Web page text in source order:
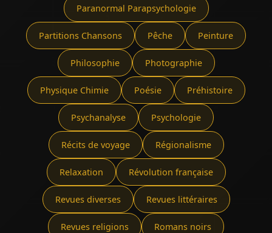
Paranormal Parapsychologie
Partitions Chansons Pêche Peinture
Philosophie Photographie
Physique Chimie Poésie Préhistoire
Psychanalyse Psychologie
Récits de voyage Régionalisme
Relaxation Révolution française
Revues diverses Revues littéraires
Revues religions Romans noirs